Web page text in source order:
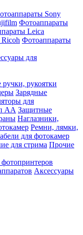
Sony
Фотоаппараты
Leica
Фотоаппараты
для
ручки, рукоятки
Зарядные
для
АА Защитные
Наглазники,
Ремни, лямки,
для фотокамер
для стрима Прочие
Аксессуары